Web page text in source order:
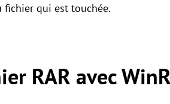
fichier qui est touchée.
RAR avec